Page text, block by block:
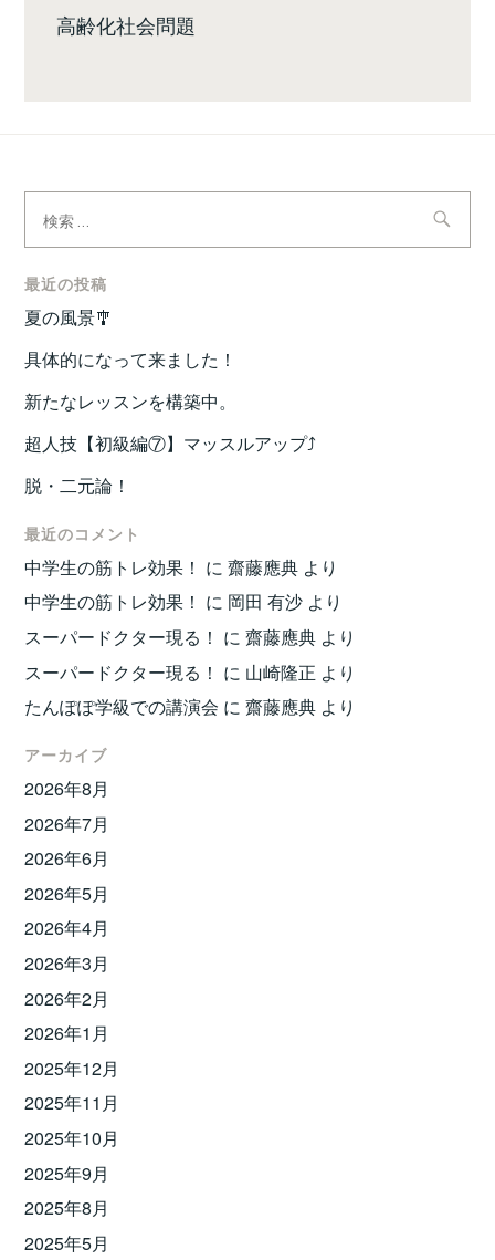
高齢化社会問題
索:
最近の投稿
夏の風景🎐
具体的になって来ました！
新たなレッスンを構築中。
超人技【初級編⑦】マッスルアップ⤴️
脱・二元論！
最近のコメント
中学生の筋トレ効果！ に齋藤應典 より
中学生の筋トレ効果！ に 岡田 有沙 より
スーパードクター現る！ に齋藤應典 より
スーパードクター現る！ に 山崎隆正 より
たんぽぽ学級での講演会 に齋藤應典 より
アーカイブ
2026年8月
2026年7月
2026年6月
2026年5月
2026年4月
2026年3月
2026年2月
2026年1月
2025年12月
2025年11月
2025年10月
2025年9月
2025年8月
2025年5月